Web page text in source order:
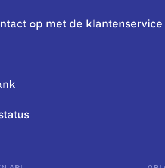
op met de klantenservice